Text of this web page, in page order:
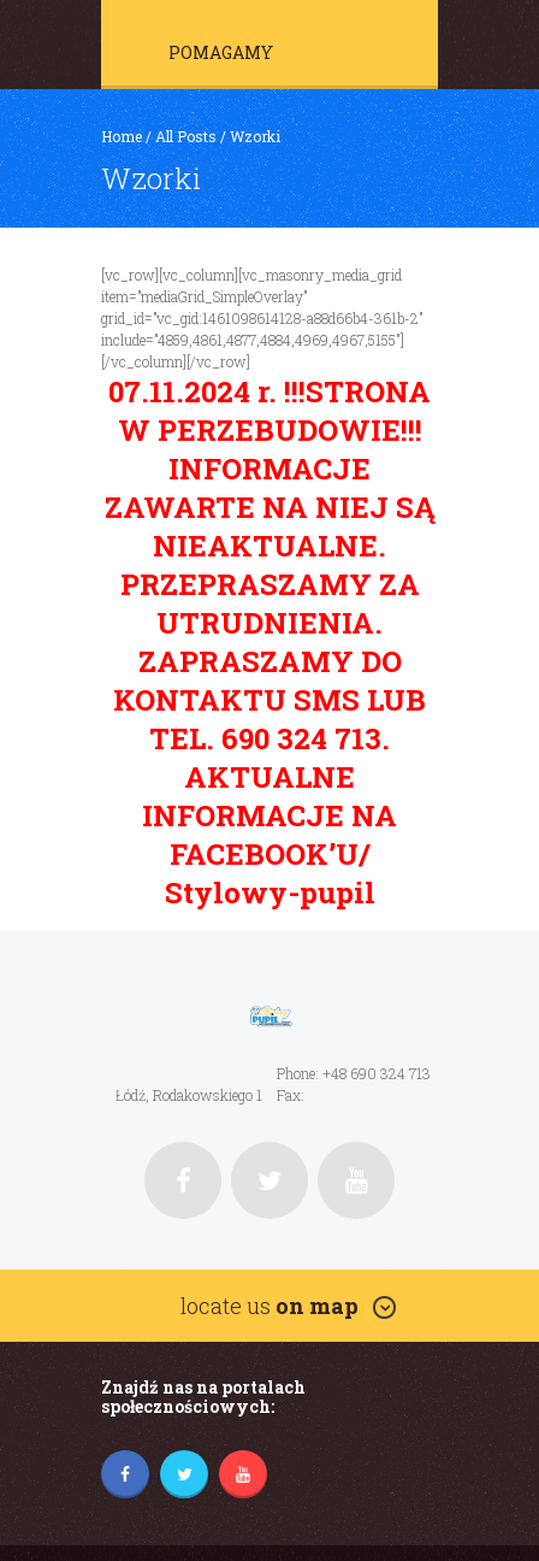
POMAGAMY
Home/All Posts/Wzorki
Wzorki
[vc_row][vc_column][vc_masonry_media_grid
item=”mediaGrid_SimpleOverlay”
grid_id=”vc_gid:1461098614128-a88d66b4-361b-2″
include=”4859,4861,4877,4884,4969,4967,5155″]
[/vc_column][/vc_row]
07.11.2024 r. !!!STRONA
W PERZEBUDOWIE!!!
INFORMACJE
ZAWARTE NA NIEJ SĄ
NIEAKTUALNE.
PRZEPRASZAMY ZA
UTRUDNIENIA.
ZAPRASZAMY DO
KONTAKTU SMS LUB
TEL. 690 324 713.
AKTUALNE
INFORMACJE NA
FACEBOOK’U/
Stylowy-pupil
Phone: +48 690 324 713
Fax:
Łódź, Rodakowskiego 1
locate us on map
Znajdź nas na portalach
społecznościowych: